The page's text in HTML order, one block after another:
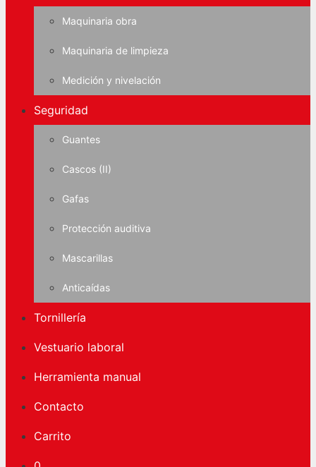
Maquinaria obra
Maquinaria de limpieza
Medición y nivelación
Seguridad
Guantes
Cascos (II)
Gafas
Protección auditiva
Mascarillas
Anticaídas
Tornillería
Vestuario laboral
Herramienta manual
Contacto
Carrito